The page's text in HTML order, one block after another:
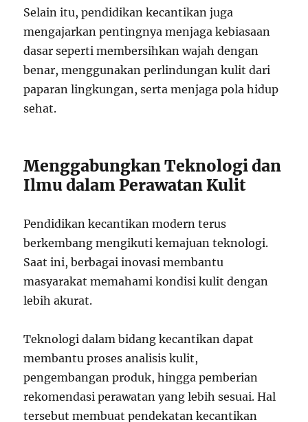
Selain itu, pendidikan kecantikan juga
mengajarkan pentingnya menjaga kebiasaan
dasar seperti membersihkan wajah dengan
benar, menggunakan perlindungan kulit dari
paparan lingkungan, serta menjaga pola hidup
sehat.
Menggabungkan Teknologi dan
Ilmu dalam Perawatan Kulit
Pendidikan kecantikan modern terus
berkembang mengikuti kemajuan teknologi.
Saat ini, berbagai inovasi membantu
masyarakat memahami kondisi kulit dengan
lebih akurat.
Teknologi dalam bidang kecantikan dapat
membantu proses analisis kulit,
pengembangan produk, hingga pemberian
rekomendasi perawatan yang lebih sesuai. Hal
tersebut membuat pendekatan kecantikan